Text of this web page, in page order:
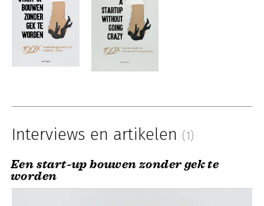
Interviews en artikelen (1)
Een start-up bouwen zonder gek te
worden